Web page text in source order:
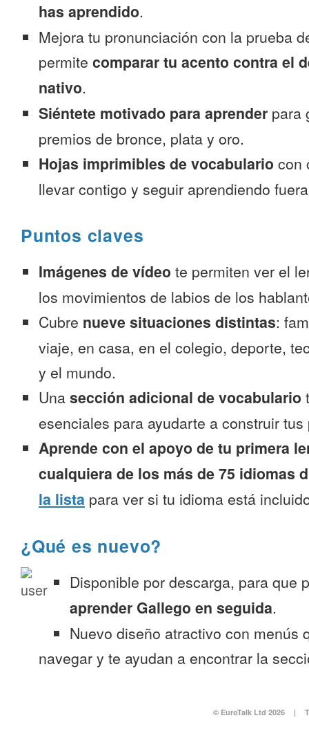
has aprendido.
Mejora tu pronunciación con la prueba
permite comparar tu acento contra el
nativo.
Siéntete motivado para aprender para
premios de bronce, plata y oro.
Hojas imprimibles de vocabulario con
llevar contigo y seguir aprendiendo
Puntos claves
Imágenes de vídeo te permiten ver el
los movimientos de labios de los
Cubre nueve situaciones distintas:
viaje, en casa, en el colegio, deporte,
y el mundo.
Una sección adicional de vocabulario
esenciales para ayudarte a construir
Aprende con el apoyo de tu primera
cualquiera de los más de 75 idiomas
la lista para ver si tu idioma está
¿Qué es nuevo?
Disponible por descarga, para que
aprender Gallego en seguida.
Nuevo diseño atractivo con menús
navegar y te ayudan a encontrar la
© EuroTalk Ltd 2026 |